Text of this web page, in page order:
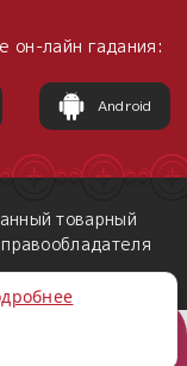
он-лайн гадания:
Android
товарный